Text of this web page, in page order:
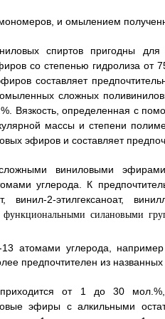
и омылением
спиртов пригодны
со степенью гидролиза от
составляет
сложных
Вязкость, определенная с
массы и степени
эфиров и составляет
виниловыми
углерода. К
винил-2-этилгексаноат,
атомами углерода,
предпочтителен из названных
от 1 до 30
эфиры с алкильными